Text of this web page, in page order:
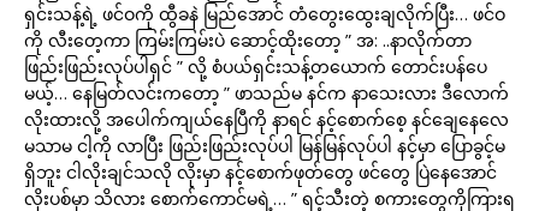
ရှင်းသန့်ရဲ့ ဖင်ဝကို ထွီခနဲ မြည်အောင် တံတွေးထွေးချလိုက်ပြီး… ဖင်ဝ
ကို လီးတေ့ကာ ကြမ်းကြမ်းပဲ ဆောင့်ထိုးတော့ ” အ: ..နာလိုက်တာ
ဖြည်းဖြည်းလုပ်ပါရှင် ” လို့ စံပယ်ရှင်းသန့်တယောက် တောင်းပန်ပေ
မယ့်… နေမြတ်လင်းကတော့ ” ဖာသည်မ နင်က နာသေးလား ဒီလောက်
လိုးထားလို့ အပေါက်ကျယ်နေပြီကို နာရင် နင့်စောက်စေ့ နင်ချေနေလေ
မသာမ ငါ့ကို လာပြီး ဖြည်းဖြည်းလုပ်ပါ မြန်မြန်လုပ်ပါ နင့်မှာ ပြောခွင့်မ
ရှိဘူး ငါလိုးချင်သလို လိုးမှာ နင့်စောက်ဖုတ်တွေ ဖင်တွေ ပြဲနေအောင်
လိုးပစ်မှာ သိလား စောက်ကောင်မရဲ့… ” ရင့်သီးတဲ့ စကားတွေကိုကြားရ